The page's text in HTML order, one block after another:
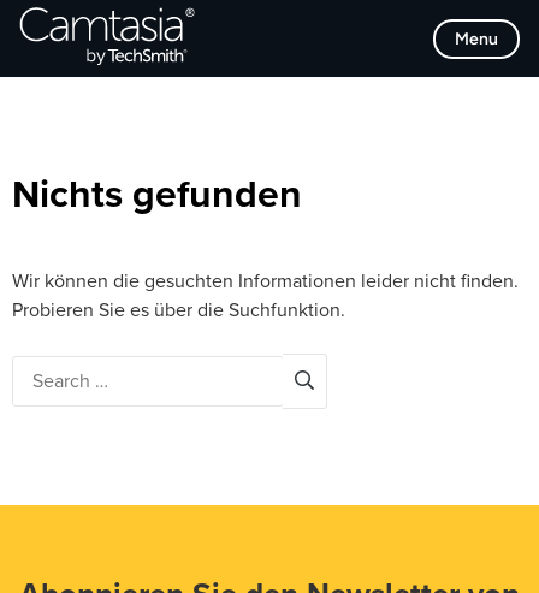
Direkt
zum
Menu
Browse Categories
Nichts gefunden
Wir können die gesuchten Informationen leider nicht finden.
Probieren Sie es über die Suchfunktion.